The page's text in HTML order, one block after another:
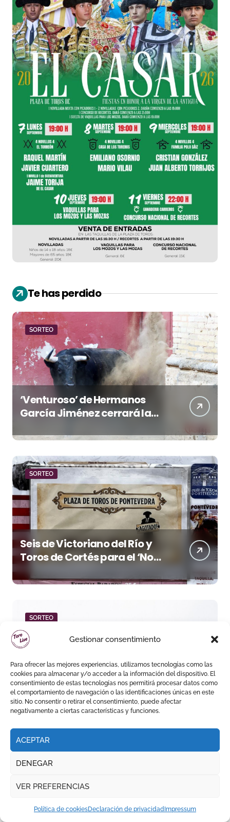
Gestionar consentimiento
Para ofrecer las mejores experiencias, utilizamos tecnologías como las
cookies para almacenar y/o acceder a la información del dispositivo. El
consentimiento de estas tecnologías nos permitirá procesar datos como
el comportamiento de navegación o las identificaciones únicas en este
sitio. No consentir o retirar el consentimiento, puede afectar
negativamente a ciertas características y funciones.
ACEPTAR
DENEGAR
VER PREFERENCIAS
Política de cookiesDeclaración de privacidad Impressum
Te has perdido
SORTEO
‘Venturoso’ de Hermanos
García Jiménez cerrará la
SORTEO
Seis de Victoriano del Río y
Toros de Cortés para el ‘No
Hay Localidades’ de esta
tarde en Pontevedra
SORTEO
Seis de López Gibaja para la
final del circuito de
novilladas de Andalucía en
Málaga
TEMPORADA DE VERANO || EL PUERTO DE SANTA MARÍA